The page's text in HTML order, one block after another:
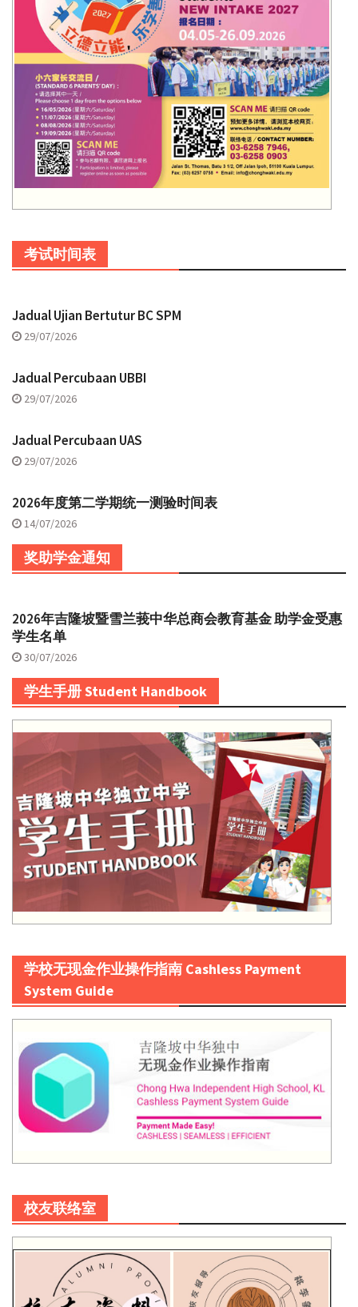
考试时间表
Jadual Ujian Bertutur BC SPM
29/07/2026
Jadual Percubaan UBBI
29/07/2026
Jadual Percubaan UAS
29/07/2026
2026年度第二学期统一测验时间表
14/07/2026
奖助学金通知
2026年吉隆坡暨雪兰莪中华总商会教育基金 助学金受惠
学生名单
30/07/2026
学生手册 Student Handbook
学校无现金作业操作指南 Cashless Payment
System Guide
校友联络室